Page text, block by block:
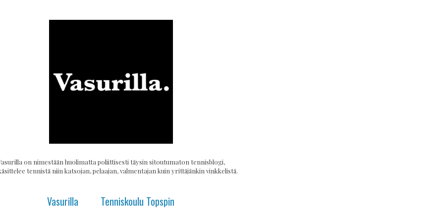
on nimestään huolimatta poliittisesti täysin sitoutumaton tennisblogi,
tennistä niin katsojan, pelaajan, valmentajan kuin yrittäjänkin vinkkelistä.
Vasurilla Tenniskoulu Topspin